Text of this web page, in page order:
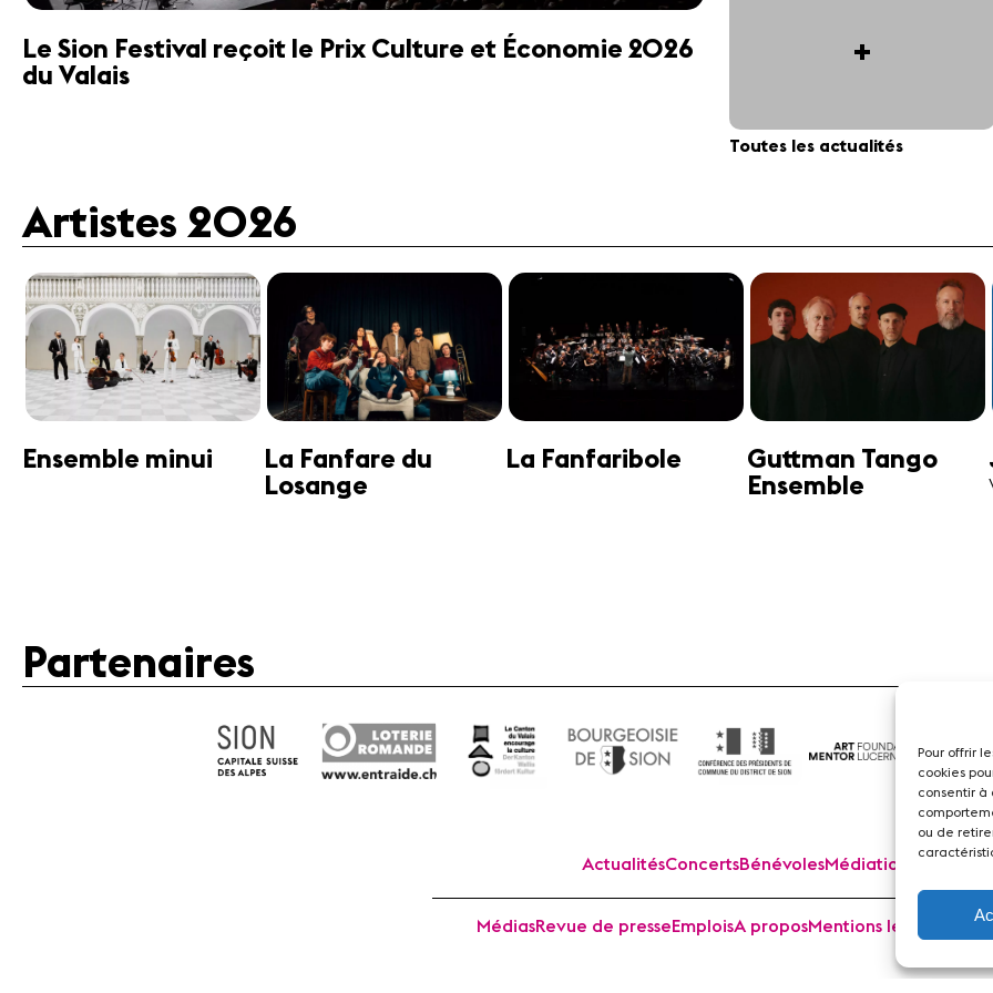
Pour offrir
cookies
consentir à
ou de
Le Sion Festival reçoit le Prix Culture et Économie 2026
du Valais
+
Toutes les actualités
Artistes 2026
Guttman Tango
Janine Jansen
Violon
Jonathan Swensen
José-Daniel
Castellon
Partenaires
ActualitésConcertsBénévolesMédiation
MédiasRevue de presseEmploisA proposMentions légales